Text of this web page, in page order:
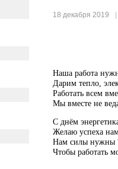
18 декабря 2019
Наша работа
Дарим тепло,
Работать всем
Мы вместе не
С днём
Желаю успеха
Нам силы нужны
Чтобы работать